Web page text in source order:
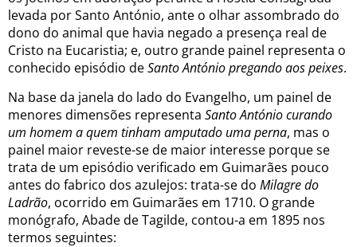
levada por Santo António, ante o olhar assombrado do
dono do animal que havia negado a presença real de
Cristo na Eucaristia; e, outro grande painel representa o
conhecido episódio deSanto António pregando aos peixes.
Na base da janela do lado do Evangelho, um painel de
menores dimensões representa Santo António curando
um homem a quem tinham amputado uma perna, mas o
painel maior reveste-se de maior interesse porque se
trata de um episódio verificado em Guimarães pouco
antes do fabrico dos azulejos: trata-se do Milagre do
Ladrão, ocorrido em Guimarães em 1710. O grande
monógrafo, Abade de Tagilde, contou-a em 1895 nos
termos seguintes: